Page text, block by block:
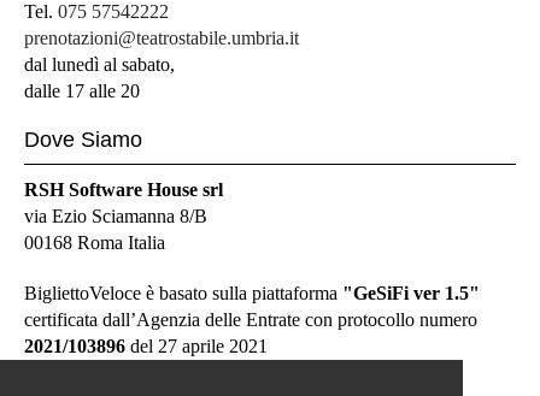
Tel. 075 57542222
prenotazioni@teatrostabile.umbria.it
dal lunedì al sabato,
dalle 17 alle 20
Dove Siamo
RSH Software House srl
via Ezio Sciamanna 8/B
00168 Roma Italia
BigliettoVeloce è basato sulla piattaforma "GeSiFi ver 1.5"
certificata dall’Agenzia delle Entrate con protocollo numero
2021/103896 del 27 aprile 2021